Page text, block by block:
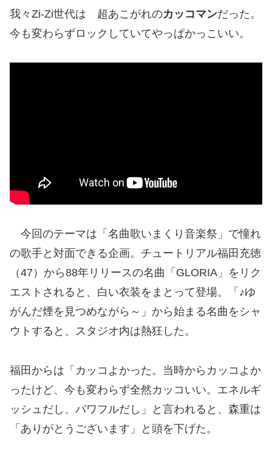
我々Zi-Zi世代は 超あこがれのカッコマンだった。
今も変わらずロックしていてやっぱかっこいい。
今回のテーマは「名曲歌いまくり音楽祭」で憧れ
の歌手と対面できる企画。チュートリアル福田充徳
（47）から88年リリースの名曲「GLORIA」をリク
エストされると、白い衣装をまとって登場。「♪ゆ
がんだ煙を見つめながら～」から始まる名曲をシャ
ウトすると、スタジオ内は熱狂した。
福田からは「カッコよかった。当時からカッコよか
ったけど、今も変わらず全然カッコいい。エネルギ
ッシュだし、パワフルだし」と言われると、森重は
「ありがとうございます」と頭を下げた。